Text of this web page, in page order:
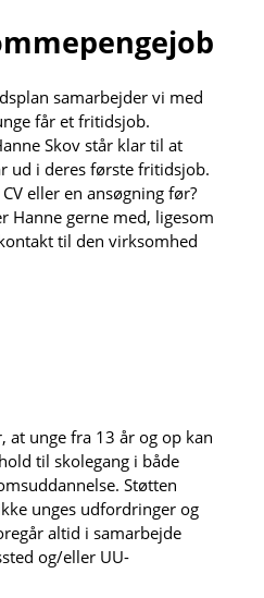
samarbejder vi med
får et fritidsjob.
Skov står klar til at
ud i deres første fritidsjob.
eller en ansøgning før?
Hanne gerne med, ligesom
til den virksomhed
at unge fra 13 år og op kan
til skolegang i både
Støtten
unges udfordringer og
altid i samarbejde
og/eller UU-